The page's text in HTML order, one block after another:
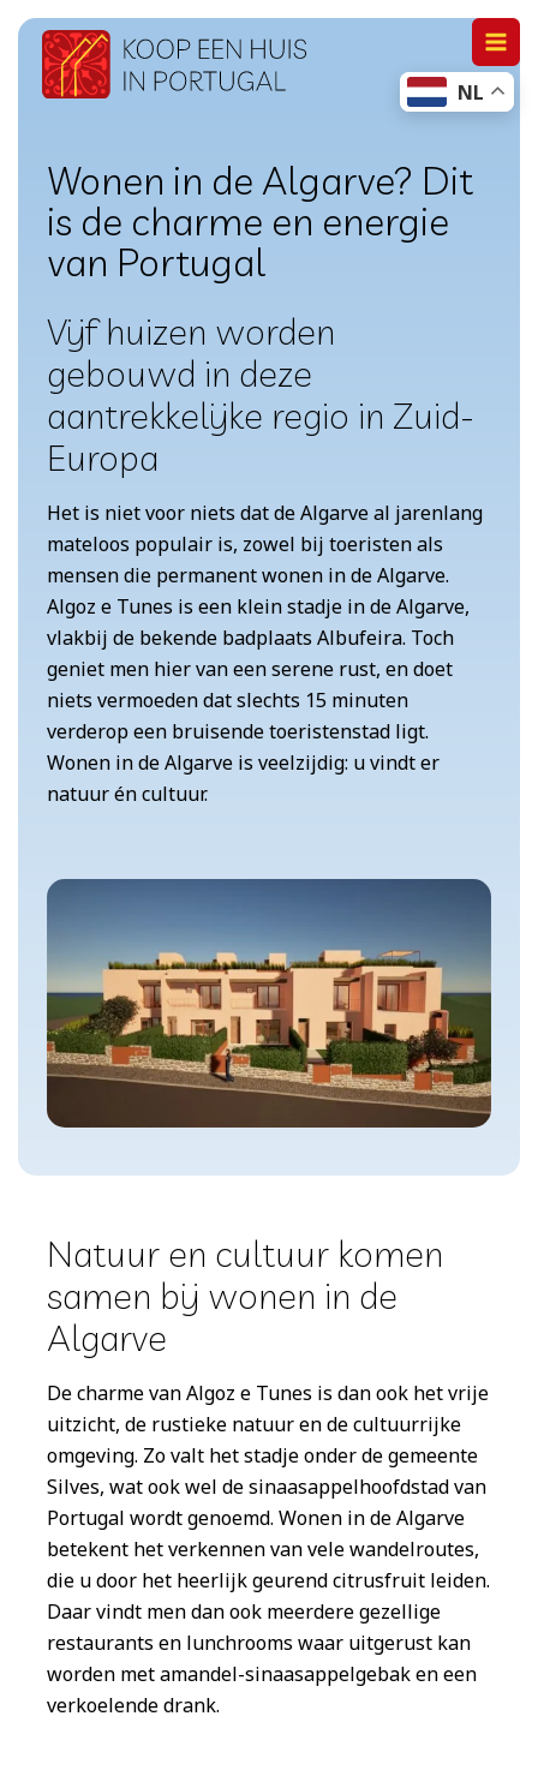
Doorgaan
naar
inhoud
Wonen in de Algarve? Dit
is de charme en energie
van Portugal
Vijf huizen worden
gebouwd in deze
aantrekkelijke regio in Zuid-
Europa
Het is niet voor niets dat de Algarve al jarenlang
mateloos populair is, zowel bij toeristen als
mensen die permanent wonen in de Algarve.
Algoz e Tunes is een klein stadje in de Algarve,
vlakbij de bekende badplaats Albufeira. Toch
geniet men hier van een serene rust, en doet
niets vermoeden dat slechts 15 minuten
verderop een bruisende toeristenstad ligt.
Wonen in de Algarve is veelzijdig: u vindt er
natuur én cultuur.
Natuur en cultuur komen
samen bij wonen in de
Algarve
De charme van Algoz e Tunes is dan ook het vrije
uitzicht, de rustieke natuur en de cultuurrijke
omgeving. Zo valt het stadje onder de gemeente
Silves, wat ook wel de sinaasappelhoofdstad van
Portugal wordt genoemd. Wonen in de Algarve
betekent het verkennen van vele wandelroutes,
die u door het heerlijk geurend citrusfruit leiden.
Daar vindt men dan ook meerdere gezellige
restaurants en lunchrooms waar uitgerust kan
worden met amandel-sinaasappelgebak en een
verkoelende drank.
NL